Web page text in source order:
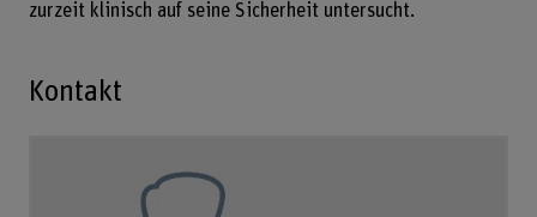
zurzeit klinisch auf seine Sicherheit untersucht.
Kontakt